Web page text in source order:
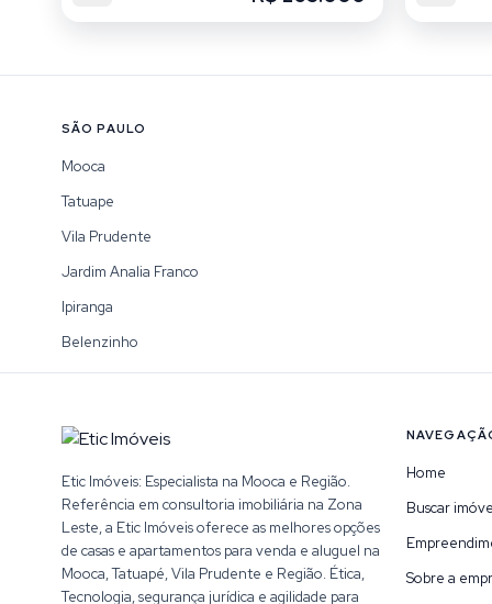
SÃO PAULO
Mooca
Tatuape
Vila Prudente
Jardim Analia Franco
Ipiranga
Belenzinho
Etic Imóveis: Especialista na Mooca e Região.
Referência em consultoria imobiliária na Zona
Leste, a Etic Imóveis oferece as melhores opções
de casas e apartamentos para venda e aluguel na
Mooca, Tatuapé, Vila Prudente e Região. Ética,
Tecnologia, segurança jurídica e agilidade para
Home
Buscar
Sobre a